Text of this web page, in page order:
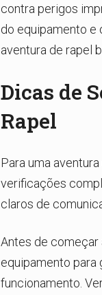
contra perigos
do equipamento e
aventura de rapel
Dicas de
Rapel
Para uma
verificações
claros de
Antes de começar
equipamento para
funcionamento.